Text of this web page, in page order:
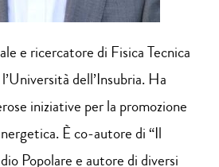
e ricercatore di Fisica Tecnica
dell’Insubria. Ha
iniziative per la promozione
È co-autore di “Il
Popolare e autore di diversi